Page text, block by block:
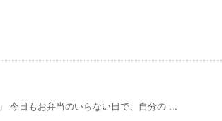
今日もお弁当のいらない日で、自分の ...